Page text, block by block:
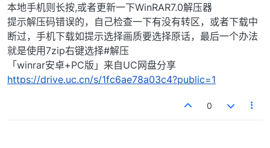
本地手机则长按,或者更新一下WinRAR7.0解压器
提示解压码错误的，自己检查一下有没有转区，或者下载中
断过，手机下载如提示选择画质要选择原话，最后一个办法
就是使用7zip右键选择#解压
「winrar安卓+PC版」来自UC网盘分享
https://drive.uc.cn/s/1fc6ae78a03c4?public=1
0